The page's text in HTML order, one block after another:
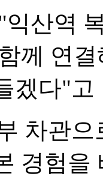
산역
께 연
겠다"고
차관으
경험을